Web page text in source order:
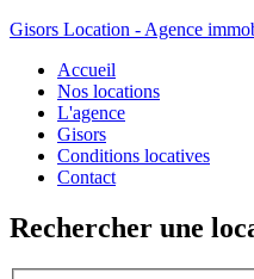
Gisors Location - Agence
Accueil
Nos locations
L'agence
Gisors
Conditions locatives
Contact
Rechercher une